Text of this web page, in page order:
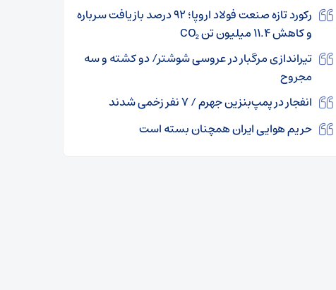
رکورد تازه صنعت فولاد اروپا؛ ۹۲ درصد بازیافت سرباره
و کاهش ۱۱.۴ میلیون تن CO₂
تیراندازی مرگبار در عروسی شوشتر/ دو کشته و سه
مجروح
انفجار در پمپ‌بنزین جهرم / ۷ نفر زخمی شدند
حریم هوایی ایران همچنان بسته است